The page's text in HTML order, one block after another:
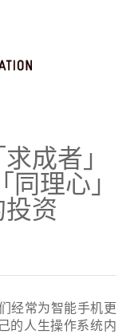
成者」
理心」
资
经常为智能手机更
的人生操作系统内